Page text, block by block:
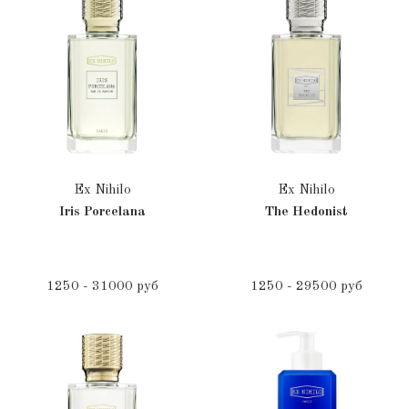
Ex Nihilo
Iris Porcelana
1250 - 31000 руб
Ex Nihilo
The Hedonist
1250 - 29500 руб